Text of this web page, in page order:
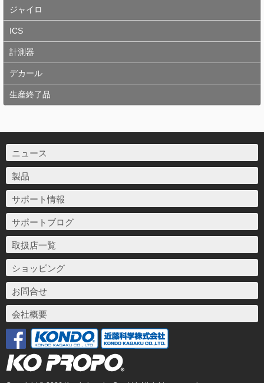
ジャイロ
ICS
計測器
デカール
生産終了品
ニュース
製品
サポート情報
サポートブログ
取扱店一覧
ショッピング
お問合せ
会社概要